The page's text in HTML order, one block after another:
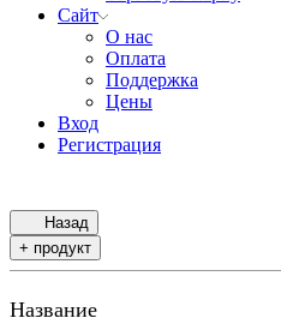
Сайт
О нас
Оплата
Поддержка
Цены
Вход
Регистрация
Назад
+ продукт
Название